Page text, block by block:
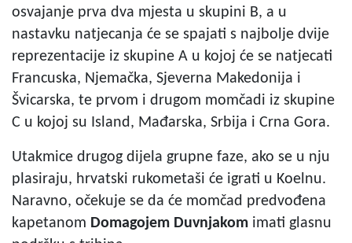
osvajanje prva dva mjesta u skupini B, a u
nastavku natjecanja će se spajati s najbolje dvije
reprezentacije iz skupine A u kojoj će se natjecati
Francuska, Njemačka, Sjeverna Makedonija i
Švicarska, te prvom i drugom momčadi iz skupine
C u kojoj su Island, Mađarska, Srbija i Crna Gora.
Utakmice drugog dijela grupne faze, ako se u nju
plasiraju, hrvatski rukometaši će igrati u Koelnu.
Naravno, očekuje se da će momčad predvođena
kapetanom Domagojem Duvnjakom imati glasnu